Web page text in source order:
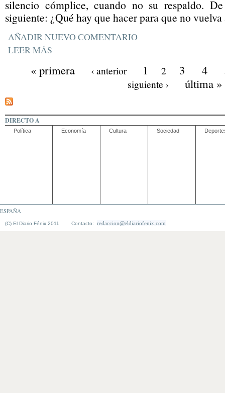
silencio cómplice, cuando no su respaldo.
siguiente: ¿Qué hay que hacer para que no
AÑADIR NUEVO COMENTARIO
LEER MÁS
« primera ‹ anterior 1 2 3 4
siguiente › última »
DIRECTO A
Política Economía Cultura Sociedad
ESPAÑA
(C) El Diario Fénix 2011 Contacto: redaccion@eldiariofenix.com